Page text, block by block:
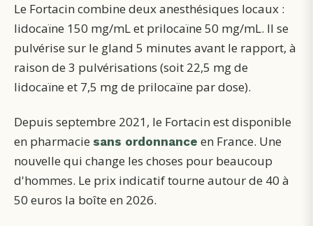
Le Fortacin combine deux anesthésiques locaux :
lidocaïne 150 mg/mL et prilocaïne 50 mg/mL. Il se
pulvérise sur le gland 5 minutes avant le rapport, à
raison de 3 pulvérisations (soit 22,5 mg de
lidocaïne et 7,5 mg de prilocaïne par dose).
Depuis septembre 2021, le Fortacin est disponible
en pharmacie sans ordonnance en France. Une
nouvelle qui change les choses pour beaucoup
d'hommes. Le prix indicatif tourne autour de 40 à
50 euros la boîte en 2026.